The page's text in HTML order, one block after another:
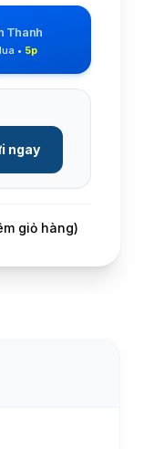
Thanh
• 5p
ngay
giỏ hàng)